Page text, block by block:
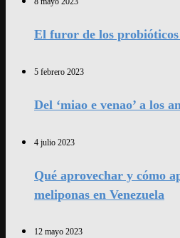
El furor de los
5 febrero 2023
Del ‘miao e venao’ a los
4 julio 2023
Qué aprovechar y cómo
meliponas en Venezuela
12 mayo 2023